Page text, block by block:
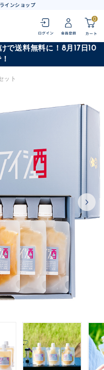
インショップ
0
で送料無料に！8月17日10
ット